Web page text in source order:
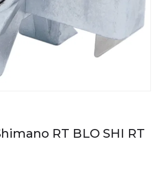
RT BLO SHI RT